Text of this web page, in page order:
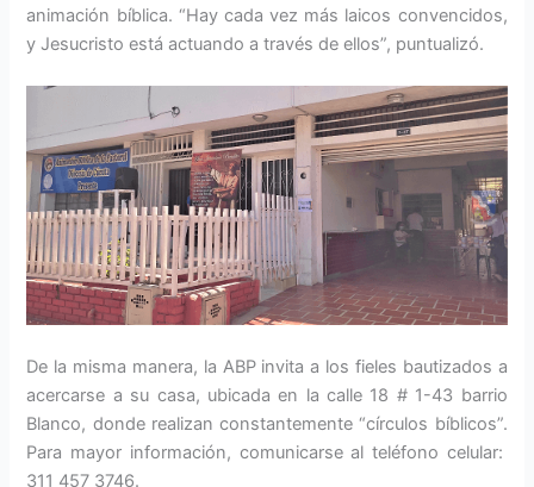
animación bíblica. “Hay cada vez más laicos convencidos,
y Jesucristo está actuando a través de ellos”, puntualizó.
De la misma manera, la ABP invita a los fieles bautizados a
acercarse a su casa, ubicada en la calle 18 # 1-43 barrio
Blanco, donde realizan constantemente “círculos bíblicos”.
Para mayor información, comunicarse al teléfono celular:
311 457 3746.